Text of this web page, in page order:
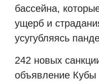
бассейна,
ущерб и
усугубляясь
242 новых
объявление Кубы